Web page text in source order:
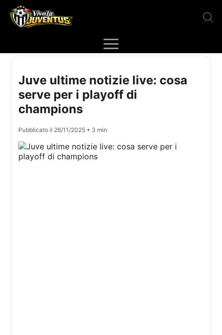
Juve ultime notizie live: cosa
serve per i playoff di
champions
Pubblicato il 26/11/2025 • 3 min